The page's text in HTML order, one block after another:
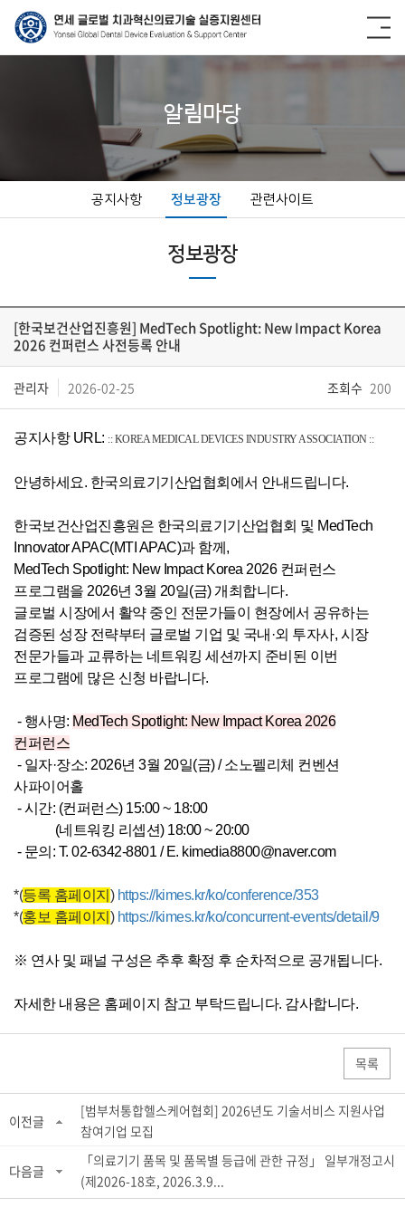
알림마당
공지사항 정보광장 관련사이트
정보광장
[한국보건산업진흥원] MedTech Spotlight: New Impact Korea
2026 컨퍼런스 사전등록 안내
관리자 2026-02-25 조회수 200
공지사항 URL: :: KOREA MEDICAL DEVICES INDUSTRY ASSOCIATION ::
안녕하세요. 한국의료기기산업협회에서 안내드립니다.
한국보건산업진흥원은 한국의료기기산업협회 및 MedTech
Innovator APAC(MTI APAC)과 함께,
MedTech Spotlight: New Impact Korea 2026 컨퍼런스
프로그램을 2026년 3월 20일(금) 개최합니다.
글로벌 시장에서 활약 중인 전문가들이 현장에서 공유하는
검증된 성장 전략부터 글로벌 기업 및 국내·외 투자사, 시장
전문가들과 교류하는 네트워킹 세션까지 준비된 이번
프로그램에 많은 신청 바랍니다.
- 행사명: MedTech Spotlight: New Impact Korea 2026
컨퍼런스
- 일자·장소: 2026년 3월 20일(금) / 소노펠리체 컨벤션
사파이어홀
- 시간: (컨퍼런스) 15:00 ~ 18:00
(네트워킹 리셉션) 18:00 ~ 20:00
- 문의: T. 02-6342-8801 / E. kimedia8800@naver.com
*(등록 홈페이지 ) https://kimes.kr/ko/conference/353
*(홍보 홈페이지 ) https://kimes.kr/ko/concurrent-events/detail/9
※ 연사 및 패널 구성은 추후 확정 후 순차적으로 공개됩니다.
자세한 내용은 홈페이지 참고 부탁드립니다. 감사합니다.
목록
이전글
[범부처통합헬스케어협회] 2026년도 기술서비스 지원사업
참여기업 모집
다음글
「의료기기 품목 및 품목별 등급에 관한 규정」 일부개정고시
(제2026-18호, 2026.3.9...